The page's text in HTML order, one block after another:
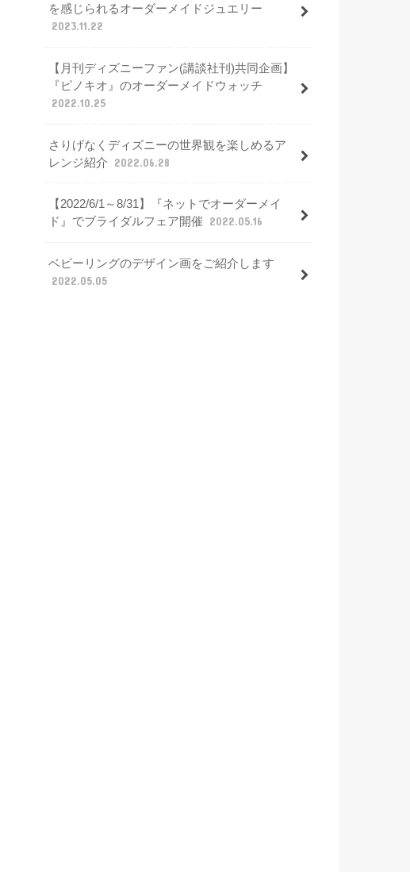
を感じられるオーダーメイドジュエリー
2023.11.22
【月刊ディズニーファン(講談社刊)共同企画】
『ピノキオ』のオーダーメイドウォッチ
2022.10.25
さりげなくディズニーの世界観を楽しめるア
レンジ紹介
2022.06.28
【2022/6/1～8/31】『ネットでオーダーメイ
ド』でブライダルフェア開催
2022.05.16
ベビーリングのデザイン画をご紹介します
2022.05.05